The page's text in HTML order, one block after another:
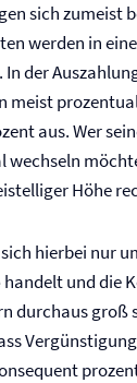
sich zumeist
werden in
der
meist
aus. Wer
wechseln
Höhe
hierbei nur
handelt und die
durchaus groß